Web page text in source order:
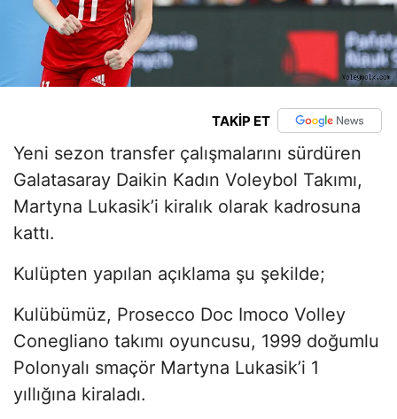
TAKİP ET
Yeni sezon transfer çalışmalarını sürdüren
Galatasaray Daikin Kadın Voleybol Takımı,
Martyna Lukasik’i kiralık olarak kadrosuna
kattı.
Kulüpten yapılan açıklama şu şekilde;
Kulübümüz, Prosecco Doc Imoco Volley
Conegliano takımı oyuncusu, 1999 doğumlu
Polonyalı smaçör Martyna Lukasik’i 1
yıllığına kiraladı.